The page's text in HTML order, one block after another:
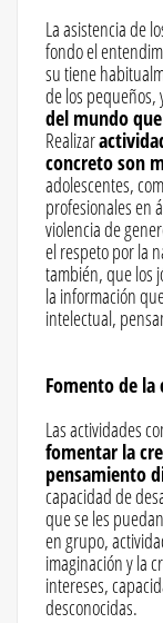
La asistencia de
fondo el
su tiene
de los pequeños,
del mundo
Realizar
concreto son
adolescentes,
profesionales en
violencia de
el respeto por la
también, que los
la información
intelectual,
Fomento de la
Las actividades
fomentar la
pensamiento
capacidad de
que se les
en grupo,
imaginación y la
intereses,
desconocidas.